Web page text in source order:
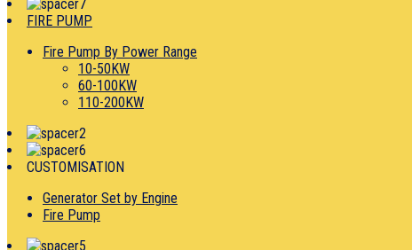
FIRE PUMP
Fire Pump By Power Range
10-50KW
60-100KW
110-200KW
CUSTOMISATION
Generator Set by Engine
Fire Pump